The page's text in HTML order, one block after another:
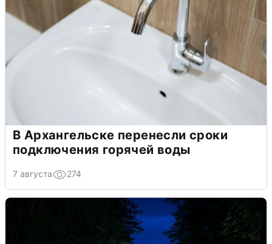
В Архангельске перенесли сроки
подключения горячей воды
7 августа 274